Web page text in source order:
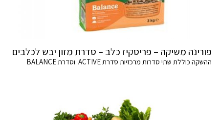
פורינה משיקה – פריסקיז כלב – סדרת מזון יבש לכלבים
ההשקה כוללת שתי סדרות מרכזיות סדרת ACTIVE וסדרת BALANCE